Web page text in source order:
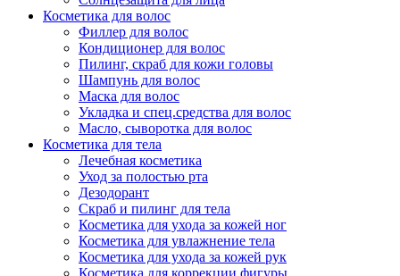
Косметика для волос
Филлер для волос
Кондиционер для волос
Пилинг, скраб для кожи головы
Шампунь для волос
Маска для волос
Укладка и спец.средства для волос
Масло, сыворотка для волос
Косметика для тела
Лечебная косметика
Уход за полостью рта
Дезодорант
Скраб и пилинг для тела
Косметика для ухода за кожей ног
Косметика для увлажнение тела
Косметика для ухода за кожей рук
Косметика для коррекции фигуры